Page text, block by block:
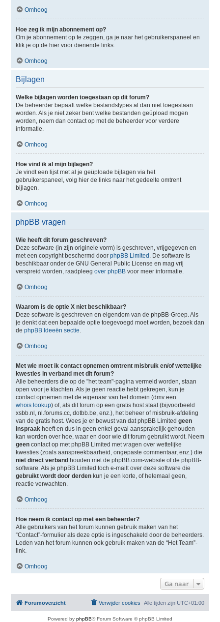
Omhoog
Hoe zeg ik mijn abonnement op?
Om je abonnement op te zeggen, ga je naar het gebruikerspaneel en
klik je op de hier voor dienende links.
Omhoog
Bijlagen
Welke bijlagen worden toegestaan op dit forum?
De beheerder bepaalt welke bestandstypes al dan niet toegestaan
worden. Als je niet zeker bent welke bestanden geüpload mogen
worden, neem dan contact op met de beheerder voor verdere
informatie.
Omhoog
Hoe vind ik al mijn bijlagen?
Je vindt een lijst met al je geüploade bijlagen via het
gebruikerspaneel, volg hier de links naar het gedeelte omtrent
bijlagen.
Omhoog
phpBB vragen
Wie heeft dit forum geschreven?
Deze software (in zijn originele vorm) is geschreven, vrijgegeven en
met een copyright beschermd door phpBB Limited . De software is
beschikbaar onder de GNU General Public License en mag vrij
verspreid worden, raadpleeg over phpBBvoor meer informatie.
Omhoog
Waarom is de optie X niet beschikbaar?
Deze software is geschreven en eigendom van de phpBB-Groep. Als
je denkt dat een bepaalde optie toegevoegd moet worden, bezoek dan
de phpBB Ideeën sectie.
Omhoog
Met wie moet ik contact opnemen omtrent misbruik en/of wettelijke
kwesties in verband met dit forum?
Alle beheerders die op de "het team"-pagina vermeld worden, staan
open voor je klachten. Als je geen reactie hebt gekregen, kun je
contact opnemen met de eigenaar van het domein (dmv een
whois lookup) of, als dit forum op een gratis host staat (bijvoorbeeld
xsbb.nl, nl.forums.cc, dotbb.be, enz.), het beheer of misbruik-afdeling
van de gratis host. Wees je er bewust van dat phpBB Limited geen
inspraakheeft en dus in geen enkel geval aansprakelijk gehouden
kan worden over hoe, waar en door wie dit forum gebruikt wordt. Neem
geencontact op met phpBB Limited met vragen over wettelijke
kwesties (zoals aanspreekbaarheid, ongepaste commentaar, enz.) die
niet direct verband houden met de phpBB.com-website of de phpBB-
software. Als je phpBB Limited toch e-mailt over deze software die
gebruikt wordt door derdenkun je een korte, of helemaal geen,
reactie verwachten.
Omhoog
Hoe neem ik contact op met een beheerder?
Alle gebruikers van het forum kunnen gebruik maken van het
“Contact”-formulier als deze optie is ingeschakeld door de beheerders.
Leden van het forum kunnen ook gebruik maken van de “Het Team”-
link.
Omhoog
Ga naar
Forumoverzicht Alle tijden zijn UTC+01:00
Verwijder cookies
Powered by phpBB® Forum Software © phpBB Limited